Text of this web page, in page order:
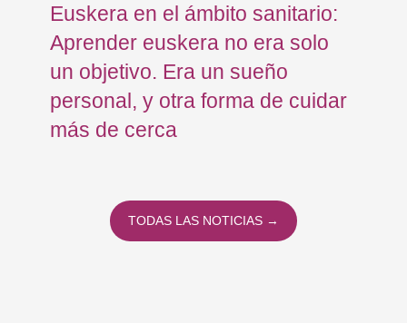
Euskera en el ámbito sanitario:
Aprender euskera no era solo
un objetivo. Era un sueño
personal, y otra forma de cuidar
más de cerca
TODAS LAS NOTICIAS →